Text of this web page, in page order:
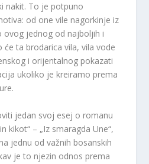
nakit. To je potpuno
od one vile nagorkinje iz
ovog jednog od najboljih i
ta brodarica vila, vila vode
i orijentalnog pokazati
ukoliko je kreiramo prema
jedan svoj esej o romanu
kikot“ – „Iz smaragda Une“,
jednu od važnih bosanskih
je to njezin odnos prema